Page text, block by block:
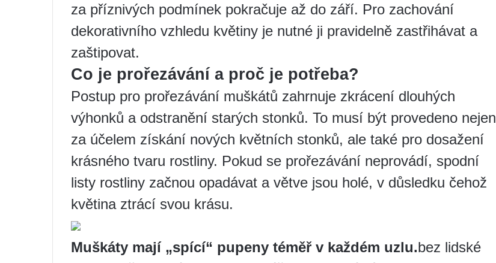
za příznivých podmínek pokračuje až do září. Pro zachování
dekorativního vzhledu květiny je nutné ji pravidelně zastřihávat a
zaštipovat.
Co je prořezávání a proč je potřeba?
Postup pro prořezávání muškátů zahrnuje zkrácení dlouhých
výhonků a odstranění starých stonků. To musí být provedeno nejen
za účelem získání nových květních stonků, ale také pro dosažení
krásného tvaru rostliny. Pokud se prořezávání neprovádí, spodní
listy rostliny začnou opadávat a větve jsou holé, v důsledku čehož
květina ztrácí svou krásu.
Muškáty mají „spící“ pupeny téměř v každém uzlu.bez lidské